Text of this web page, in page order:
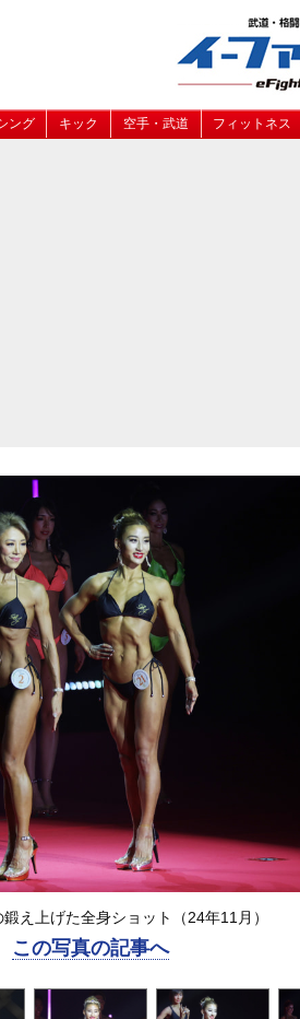
ング キック 空手・武道 フィットネス
え上げた全身ショット（24年11月）
この写真の記事へ